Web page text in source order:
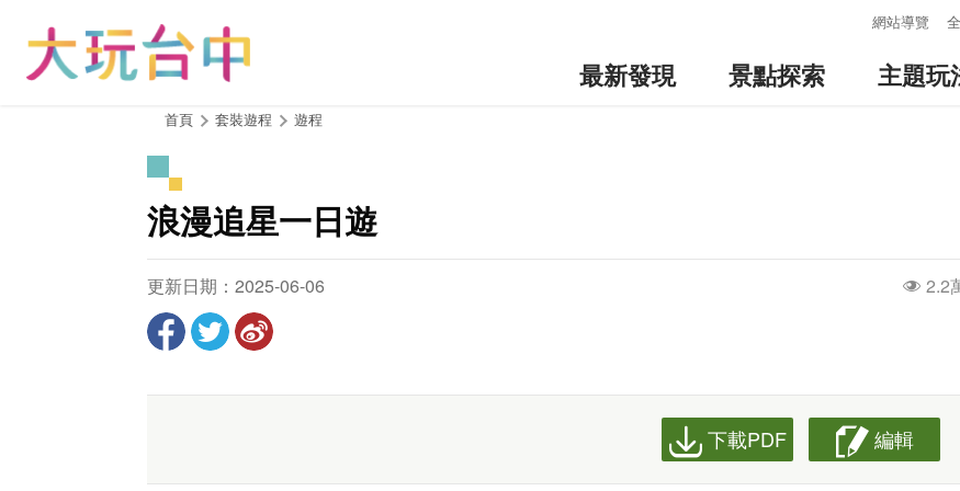
網站導覽
最新發現 景點探索 主題玩
首頁 套裝遊程 遊程
浪漫追星一日遊
更新日期：2025-06-06 2.2
下載PDF 編輯